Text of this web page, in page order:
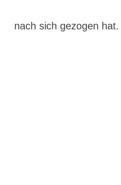
nach sich gezogen hat.